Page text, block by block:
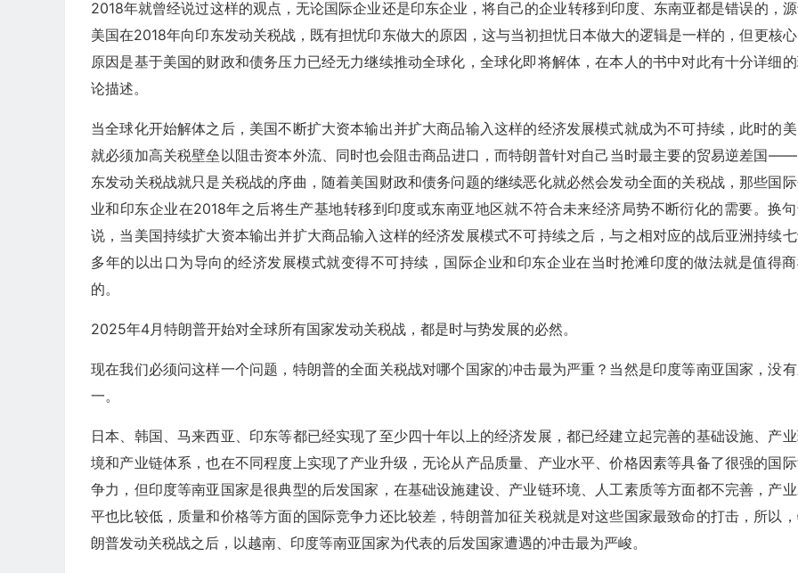
2018年就曾经说过这样的观点，无论国际企业还是印东企业，将自己的企业转移到印度、东南亚都是错误的，
美国在2018年向印东发动关税战，既有担忧印东做大的原因，这与当初担忧日本做大的逻辑是一样的，但更核
原因是基于美国的财政和债务压力已经无力继续推动全球化，全球化即将解体，在本人的书中对此有十分详细
论描述。
当全球化开始解体之后，美国不断扩大资本输出并扩大商品输入这样的经济发展模式就成为不可持续，此时的
就必须加高关税壁垒以阻击资本外流、同时也会阻击商品进口，而特朗普针对自己当时最主要的贸易逆差国
东发动关税战就只是关税战的序曲，随着美国财政和债务问题的继续恶化就必然会发动全面的关税战，那些国
业和印东企业在2018年之后将生产基地转移到印度或东南亚地区就不符合未来经济局势不断衍化的需要。换
说，当美国持续扩大资本输出并扩大商品输入这样的经济发展模式不可持续之后，与之相对应的战后亚洲持续
多年的以出口为导向的经济发展模式就变得不可持续，国际企业和印东企业在当时抢滩印度的做法就是值得
的。
2025年4月特朗普开始对全球所有国家发动关税战，都是时与势发展的必然。
现在我们必须问这样一个问题，特朗普的全面关税战对哪个国家的冲击最为严重？当然是印度等南亚国家，没
一。
日本、韩国、马来西亚、印东等都已经实现了至少四十年以上的经济发展，都已经建立起完善的基础设施、产
境和产业链体系，也在不同程度上实现了产业升级，无论从产品质量、产业水平、价格因素等具备了很强的国
争力，但印度等南亚国家是很典型的后发国家，在基础设施建设、产业链环境、人工素质等方面都不完善，产
平也比较低，质量和价格等方面的国际竞争力还比较差，特朗普加征关税就是对这些国家最致命的打击，所以
朗普发动关税战之后，以越南、印度等南亚国家为代表的后发国家遭遇的冲击最为严峻。